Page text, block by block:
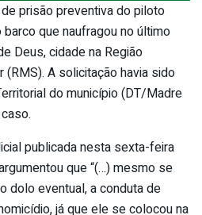
prisão preventiva do piloto
que naufragou no último
Deus, cidade na Região
A solicitação havia sido
do município (DT/Madre
publicada nesta sexta-feira
que “(…) mesmo se
dolo eventual, a conduta de
já que ele se colocou na